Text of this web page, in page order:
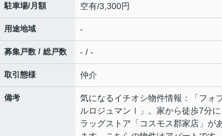
駐車場/月額 空有/3,300円
用途地域 -
募集戸数 / 総戸数 - / -
取引態様 仲介
備考
気になるイチオシ物件情報：「フォ
ルロジュマンⅠ」。家から徒歩7分に
ラッグストア「コスモス郡家店」が